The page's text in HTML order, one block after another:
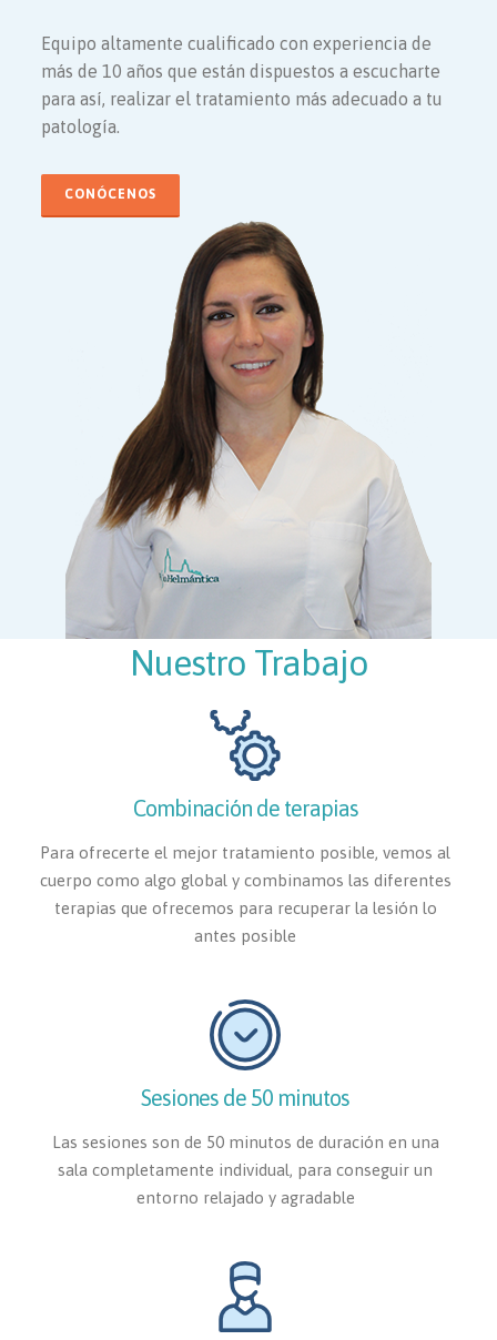
Equipo altamente cualificado con experiencia de
más de 10 años que están dispuestos a escucharte
para así, realizar el tratamiento más adecuado a tu
patología.
CONÓCENOS
Nuestro Trabajo
Combinación de terapias
Para ofrecerte el mejor tratamiento posible, vemos al
cuerpo como algo global y combinamos las diferentes
terapias que ofrecemos para recuperar la lesión lo
antes posible
Sesiones de 50 minutos
Las sesiones son de 50 minutos de duración en una
sala completamente individual, para conseguir un
entorno relajado y agradable